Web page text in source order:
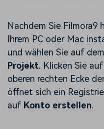
Nachdem Sie Filmora9
Ihrem PC oder Mac
und wählen Sie auf
Projekt. Klicken Sie
oberen rechten Ecke
öffnet sich ein
auf Konto erstellen.